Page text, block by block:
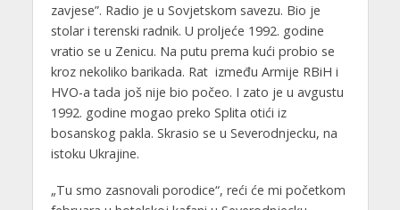
zavjese”. Radio je u Sovjetskom savezu. Bio je
stolar i terenski radnik. U proljeće 1992. godine
vratio se u Zenicu. Na putu prema kući probio se
kroz nekoliko barikada. Rat između Armije RBiH i
HVO-a tada još nije bio počeo. I zato je u avgustu
1992. godine mogao preko Splita otići iz
bosanskog pakla. Skrasio se u Severodnjecku, na
istoku Ukrajine.
„Tu smo zasnovali porodice“, reći će mi početkom